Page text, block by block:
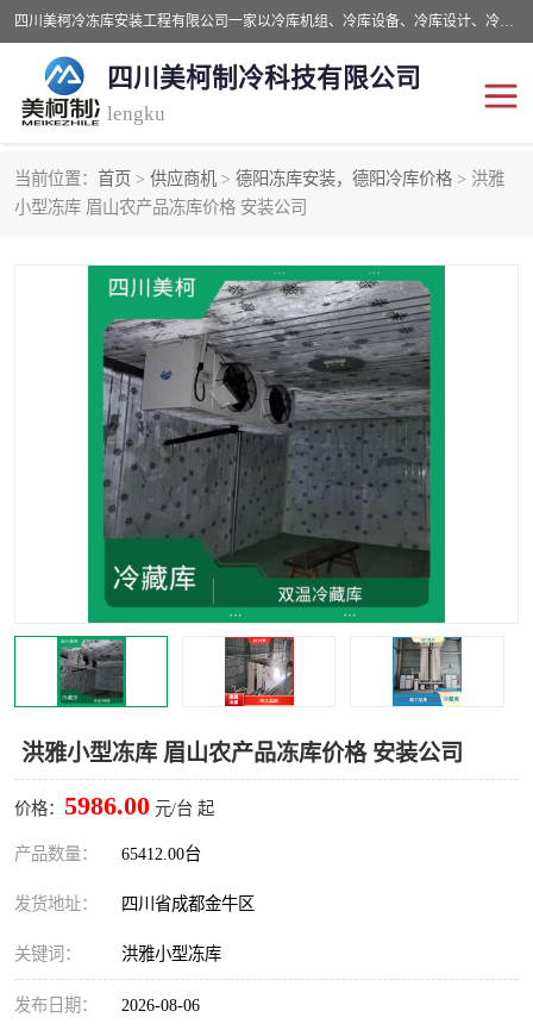
四川美柯冷冻库安装工程有限公司一家以冷库机组、冷库设备、冷库设计、冷冻库设备销售、冷库安装、冻库安装价格及技术服务为一体的综合企业，咨询热线：同等设备材料优惠10% 。公司各种类型安装组合式冷库、冷冻库、冷藏库、气调保鲜库、并提供成套设备供应、安装与调试、维护与维修、技术咨询、操作维修人员技术培训等
四川美柯制冷科技有限公司
lengku
当前位置： 首页 > 供应商机 > 德阳冻库安装，德阳冷库价格 > 洪雅
小型冻库 眉山农产品冻库价格 安装公司
洪雅小型冻库 眉山农产品冻库价格 安装公司
价格： 5986.00 元/台 起
产品数量： 65412.00台
发货地址： 四川省成都金牛区
关键词： 洪雅小型冻库
发布日期： 2026-08-06
冷库安装，冷库价格 四川冷库，四川冻库安装
成都冻库，成都冻库价格 绵阳冻库,绵阳保鲜冷库
德阳冻库安装，德阳冷库 广元冻库安装,广元冻库造
价
南充冻库设计,南充冻库安 遂宁冻库
资阳冻库，资阳冻库安装 泸州冻库，泸州冷库
乐山冻库,乐山保鲜冷库 自贡冻库组装
攀枝花冻库
烘干冷链 冻库安装，小型冻库造价
内江冷库，内江冻库 宜宾冷库，宜宾冻库设备